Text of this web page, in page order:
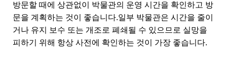
방문할 때에 상관없이 박물관의 운영 시간을 확인하고 방
문을 계획하는 것이 좋습니다.일부 박물관은 시간을 줄이
거나 유지 보수 또는 개조로 폐쇄될 수 있으므로 실망을
피하기 위해 항상 사전에 확인하는 것이 가장 좋습니다.